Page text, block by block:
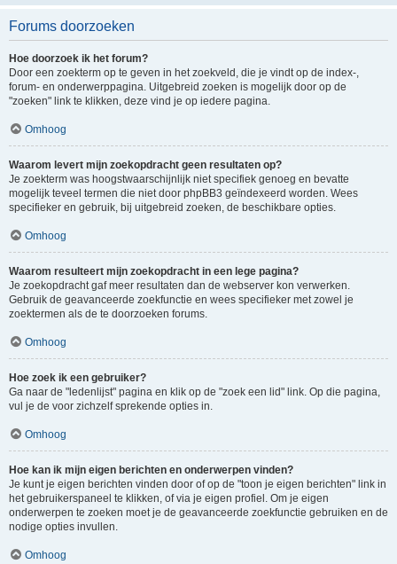
Forums doorzoeken
Hoe doorzoek ik het forum?
Door een zoekterm op te geven in het zoekveld, die je vindt op de index-,
forum- en onderwerppagina. Uitgebreid zoeken is mogelijk door op de
"zoeken" link te klikken, deze vind je op iedere pagina.
Omhoog
Waarom levert mijn zoekopdracht geen resultaten op?
Je zoekterm was hoogstwaarschijnlijk niet specifiek genoeg en bevatte
mogelijk teveel termen die niet door phpBB3 geïndexeerd worden. Wees
specifieker en gebruik, bij uitgebreid zoeken, de beschikbare opties.
Omhoog
Waarom resulteert mijn zoekopdracht in een lege pagina?
Je zoekopdracht gaf meer resultaten dan de webserver kon verwerken.
Gebruik de geavanceerde zoekfunctie en wees specifieker met zowel je
zoektermen als de te doorzoeken forums.
Omhoog
Hoe zoek ik een gebruiker?
Ga naar de "ledenlijst" pagina en klik op de "zoek een lid" link. Op die pagina,
vul je de voor zichzelf sprekende opties in.
Omhoog
Hoe kan ik mijn eigen berichten en onderwerpen vinden?
Je kunt je eigen berichten vinden door of op de "toon je eigen berichten" link in
het gebruikerspaneel te klikken, of via je eigen profiel. Om je eigen
onderwerpen te zoeken moet je de geavanceerde zoekfunctie gebruiken en de
nodige opties invullen.
Omhoog